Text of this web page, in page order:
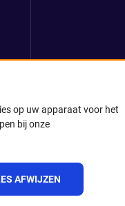
op uw apparaat voor het
bij onze
AFWIJZEN